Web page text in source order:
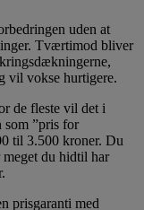
uden at
Tværtimod bliver
vil vokse hurtigere.
de fleste vil det i
som ”pris for
til 3.500 kroner. Du
meget du hidtil har
prisgaranti med